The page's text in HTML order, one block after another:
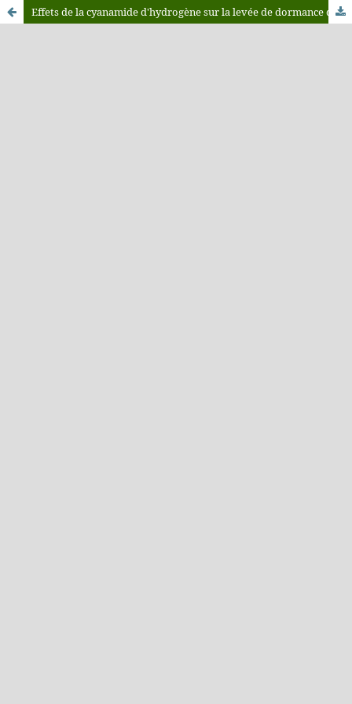
Effets de la cyanamide d'hydrogène sur la levée de dormance du pommier (Malus domestica)